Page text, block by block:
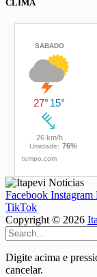
CLIMA
Facebook Instagram
TikTok
Copyright © 2026
Digite acima e
cancelar.